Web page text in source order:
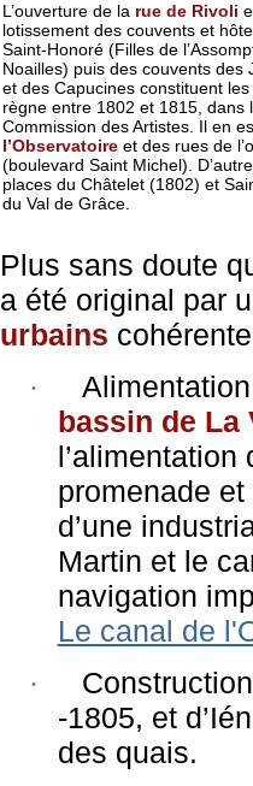
L’ouverture de la rue de Rivoli
lotissement des couvents et
Saint-Honoré (Filles de
Noailles) puis des couvents des
et des Capucines constituent
règne entre 1802 et 1815, dans
Commission des Artistes. Il en
l’Observatoire et des rues de
(boulevard Saint Michel).
places du Châtelet (1802) et
du Val de Grâce.
Plus sans doute
a été original par
urbains
·
bassin de La
promenade
d’une
Martin et le
navigation
Le canal de
·
-1805, et
des quais.